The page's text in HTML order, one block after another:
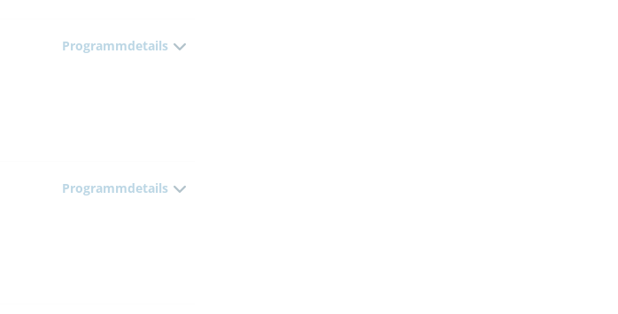
Programmdetails
Programmdetails